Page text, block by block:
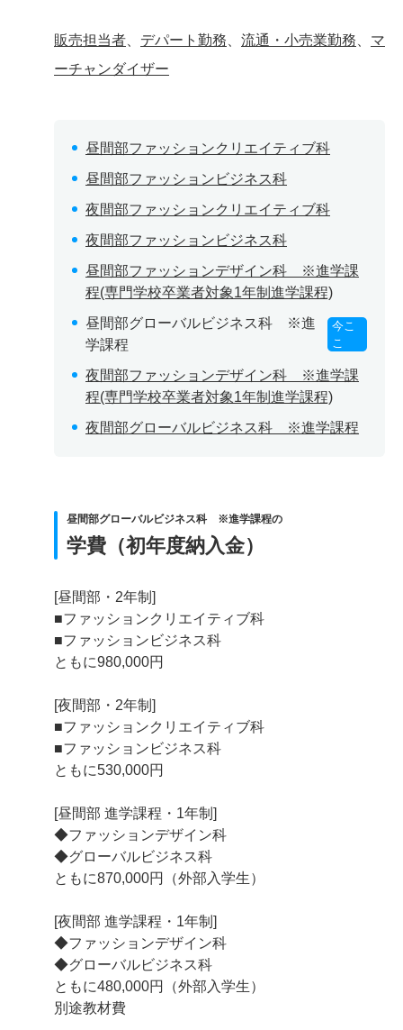
販売担当者 デパート勤務 流通・小売業勤務
マ
ーチャンダイザー
昼間部ファッションクリエイティブ科
昼間部ファッションビジネス科
夜間部ファッションクリエイティブ科
夜間部ファッションビジネス科
昼間部ファッションデザイン科 ※進学課
程(専門学校卒業者対象1年制進学課程)
昼間部グローバルビジネス科 ※進
学課程
今こ
こ
夜間部ファッションデザイン科 ※進学課
程(専門学校卒業者対象1年制進学課程)
夜間部グローバルビジネス科 ※進学課程
昼間部グローバルビジネス科 ※進学課程の
学費（初年度納入金）
[昼間部・2年制]
■ファッションクリエイティブ科
■ファッションビジネス科
ともに980,000円
[夜間部・2年制]
■ファッションクリエイティブ科
■ファッションビジネス科
ともに530,000円
[昼間部 進学課程・1年制]
◆ファッションデザイン科
◆グローバルビジネス科
ともに870,000円（外部入学生）
[夜間部 進学課程・1年制]
◆ファッションデザイン科
◆グローバルビジネス科
ともに480,000円（外部入学生）
別途教材費